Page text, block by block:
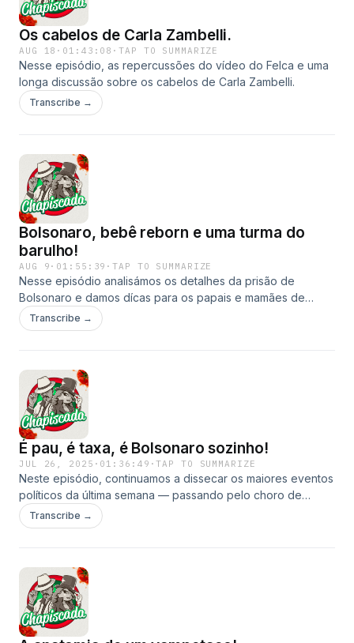
Os cabelos de Carla Zambelli.
AUG 18 · 01:43:08 ·TAP TO SUMMARIZE
Nesse episódio, as repercussões do vídeo do Felca e uma
longa discussão sobre os cabelos de Carla Zambelli.
Transcribe →
Bolsonaro, bebê reborn e uma turma do
barulho!
AUG 9 · 01:55:39 ·TAP TO SUMMARIZE
Nesse episódio analisámos os detalhes da prisão de
Bolsonaro e damos dícas para os papais e mamães de
primeira viagem como "nunca usem os seus filhos de
escudo humano!".
Transcribe →
É pau, é taxa, é Bolsonaro sozinho!
JUL 26, 2025 · 01:36:49 ·TAP TO SUMMARIZE
Neste episódio, continuamos a dissecar os maiores eventos
políticos da última semana — passando pelo choro de
Bolsonaro até a polêmica da Sister Hong
Transcribe →